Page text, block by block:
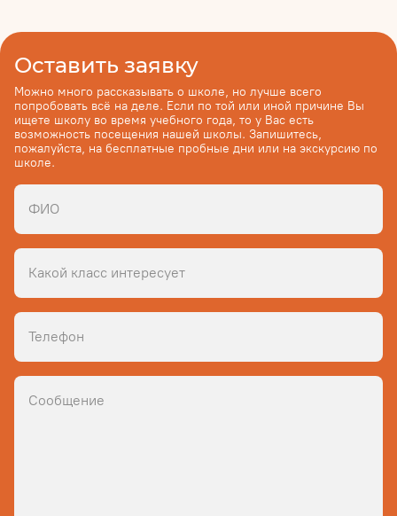
Оставить заявку
Можно много рассказывать о школе, но лучше всего
попробовать всё на деле. Если по той или иной причине Вы
ищете школу во время учебного года, то у Вас есть
возможность посещения нашей школы. Запишитесь,
пожалуйста, на бесплатные пробные дни или на экскурсию по
школе.